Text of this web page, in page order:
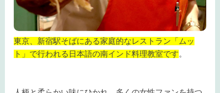
東京、新宿駅そばにある家庭的なレストラン「ムッ
ト」で行われる日本語の南インド料理教室です。